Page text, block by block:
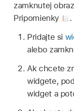
zamknutej
Pripomienky
.
Pridajte si
alebo
Ak chcete
widgete,
widget a